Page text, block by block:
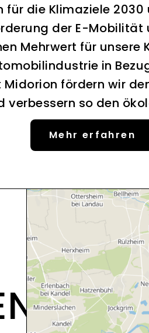
für die Klimaziele
der E-Mobilität
Mehrwert für unsere
in
Midorion fördern wir
verbessern so den
Mehr erfahren